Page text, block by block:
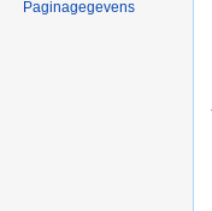
Paginagegevens